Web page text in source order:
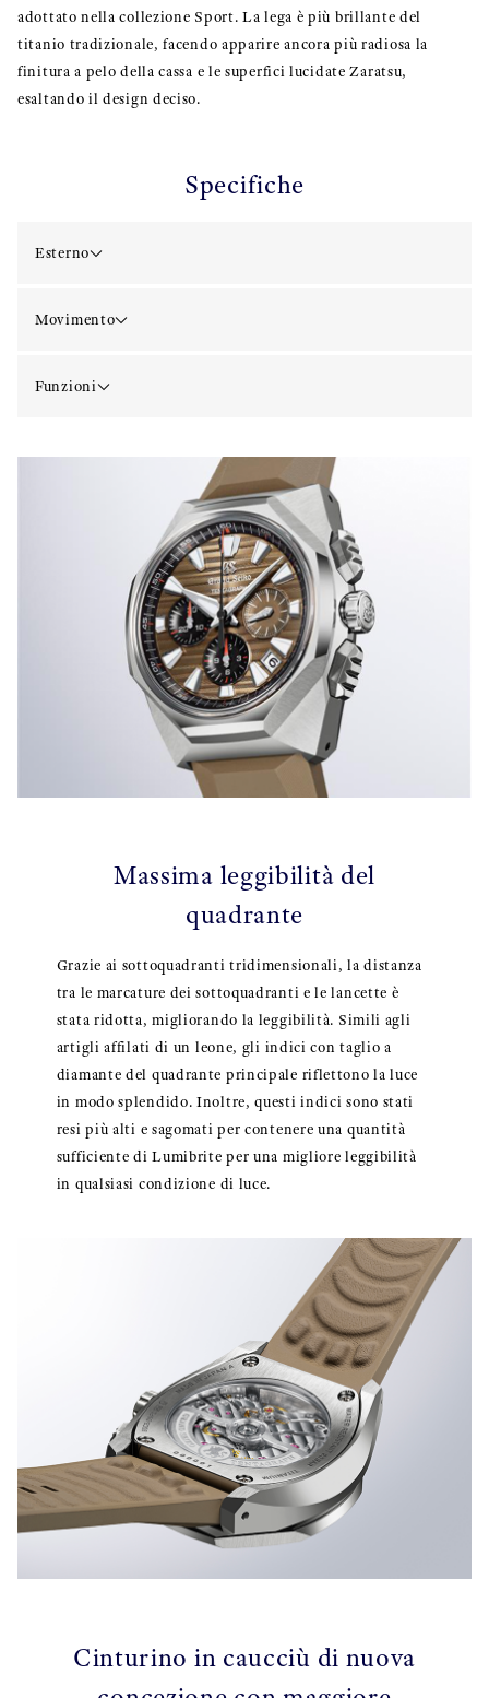
adottato nella collezione Sport. La lega è più brillante del
titanio tradizionale, facendo apparire ancora più radiosa la
finitura a pelo della cassa e le superfici lucidate Zaratsu,
esaltando il design deciso.
Specifiche
Esterno
Movimento
Funzioni
Massima leggibilità del
quadrante
Grazie ai sottoquadranti tridimensionali, la distanza
tra le marcature dei sottoquadranti e le lancette è
stata ridotta, migliorando la leggibilità. Simili agli
artigli affilati di un leone, gli indici con taglio a
diamante del quadrante principale riflettono la luce
in modo splendido. Inoltre, questi indici sono stati
resi più alti e sagomati per contenere una quantità
sufficiente di Lumibrite per una migliore leggibilità
in qualsiasi condizione di luce.
Cinturino in caucciù di nuova